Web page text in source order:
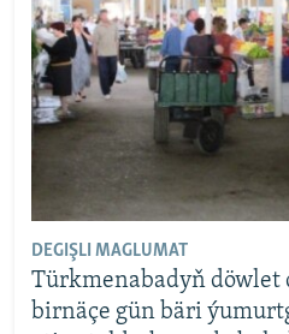
DEGIŞLI MAGLUMAT
Türkmenabadyň döwlet
birnäçe gün bäri